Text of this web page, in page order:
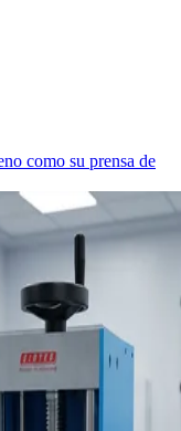
como su prensa de